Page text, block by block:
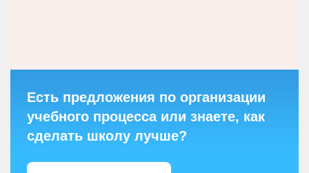
Есть предложения по организации
учебного процесса или знаете, как
сделать школу лучше?